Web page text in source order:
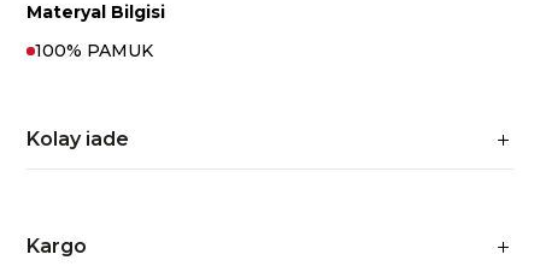
Materyal Bilgisi
100% PAMUK
Kolay iade
Kargo